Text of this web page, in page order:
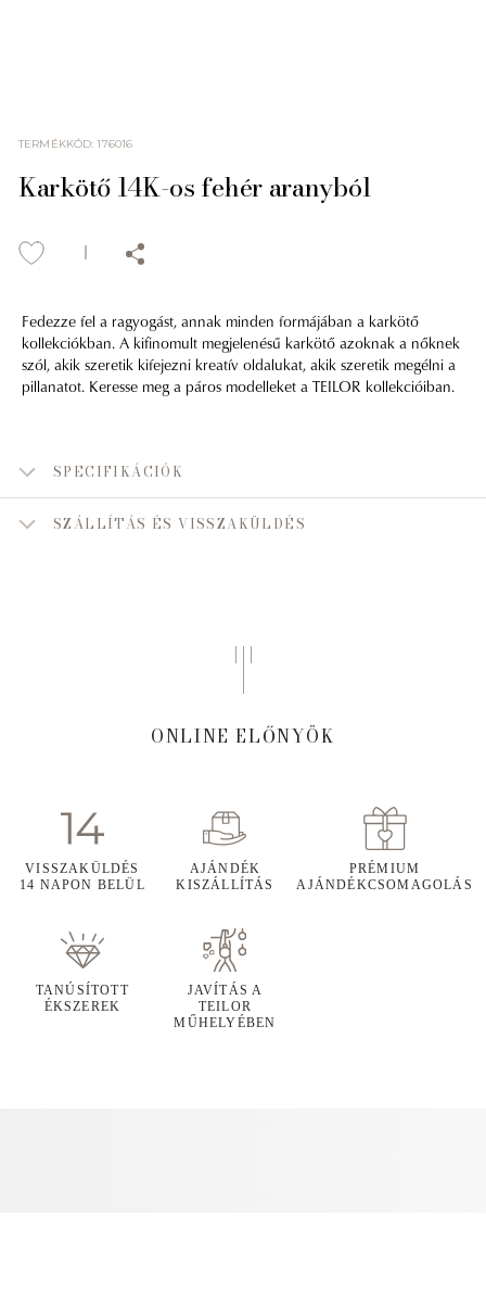
TERMÉKKÓD:176016
Karkötő 14K-os fehér aranyból
Fedezze fel a ragyogást, annak minden formájában a karkötő
kollekciókban. A kifinomult megjelenésű karkötő azoknak a nőknek
szól, akik szeretik kifejezni kreatív oldalukat, akik szeretik megélni a
pillanatot. Keresse meg a páros modelleket a TEILOR kollekcióiban.
SPECIFIKÁCIÓK
SZÁLLÍTÁS ÉS VISSZAKÜLDÉS
ONLINE ELŐNYÖK
VISSZAKÜLDÉS
14 NAPON BELÜL
AJÁNDÉK
KISZÁLLÍTÁS
PRÉMIUM
AJÁNDÉKCSOMAGOLÁS
TANÚSÍTOTT
ÉKSZEREK
JAVÍTÁS A
TEILOR
MŰHELYÉBEN